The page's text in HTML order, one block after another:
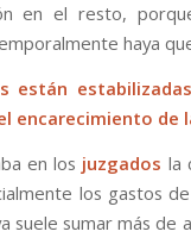
en el resto,
haya
están
encarecimiento de
en los juzgados la
los gastos
suele sumar más de